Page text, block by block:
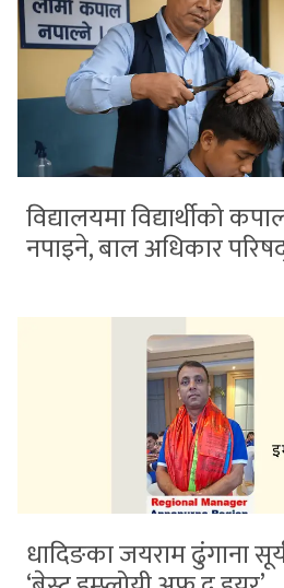
विद्यालयमा विद्यार्थीको
नपाइने, बाल अधिकार
धादिङका जयराम ढुंगाना